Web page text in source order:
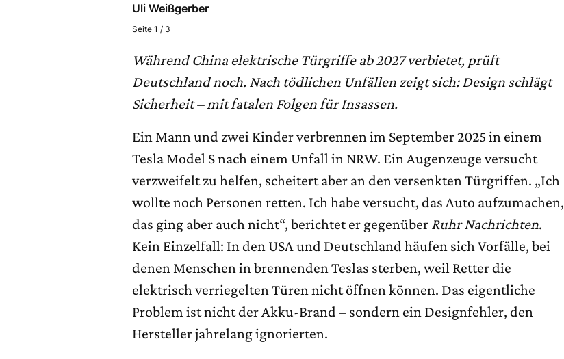
Uli Weißgerber
Seite 1 / 3
Während China elektrische Türgriffe ab 2027 verbietet, prüft
Deutschland noch. Nach tödlichen Unfällen zeigt sich: Design schlägt
Sicherheit – mit fatalen Folgen für Insassen.
Ein Mann und zwei Kinder verbrennen im September 2025 in einem
Tesla Model S nach einem Unfall in NRW. Ein Augenzeuge versucht
verzweifelt zu helfen, scheitert aber an den versenkten Türgriffen. „Ich
wollte noch Personen retten. Ich habe versucht, das Auto aufzumachen,
das ging aber auch nicht“, berichtet er gegenüber Ruhr Nachrichten.
Kein Einzelfall: In den USA und Deutschland häufen sich Vorfälle, bei
denen Menschen in brennenden Teslas sterben, weil Retter die
elektrisch verriegelten Türen nicht öffnen können. Das eigentliche
Problem ist nicht der Akku-Brand – sondern ein Designfehler, den
Hersteller jahrelang ignorierten.